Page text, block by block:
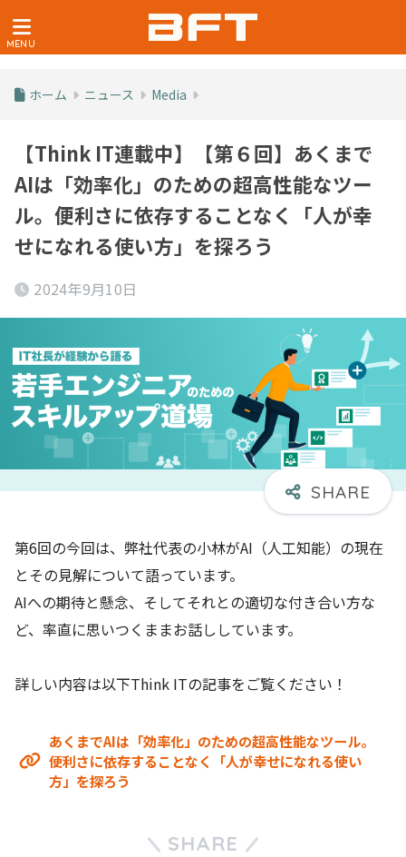
ホーム ニュース Media
【Think IT連載中】【第６回】あくまで
AIは「効率化」のための超高性能なツー
ル。便利さに依存することなく「人が幸
せになれる使い方」を探ろう
2024年9月10日
第6回の今回は、弊社代表の小林がAI（人工知能）の現在
とその見解について語っています。
AIへの期待と懸念、そしてそれとの適切な付き合い方な
ど、率直に思いつくままお話ししています。
詳しい内容は以下Think ITの記事をご覧ください！
あくまでAIは「効率化」のための超高性能なツール。
便利さに依存することなく「人が幸せになれる使い
方」を探ろう
SHARE